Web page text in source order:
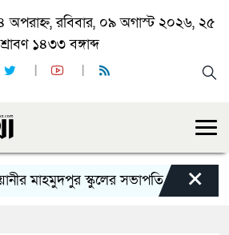
রবিবার, ০৯ অগাস্ট ২০২৬, ২৫
শ্রাবণ ১৪৩৩ বঙ্গাব্দ
মাহমুদপুর স্কুলের সভাপতি হলেন গোবিন্দ
×